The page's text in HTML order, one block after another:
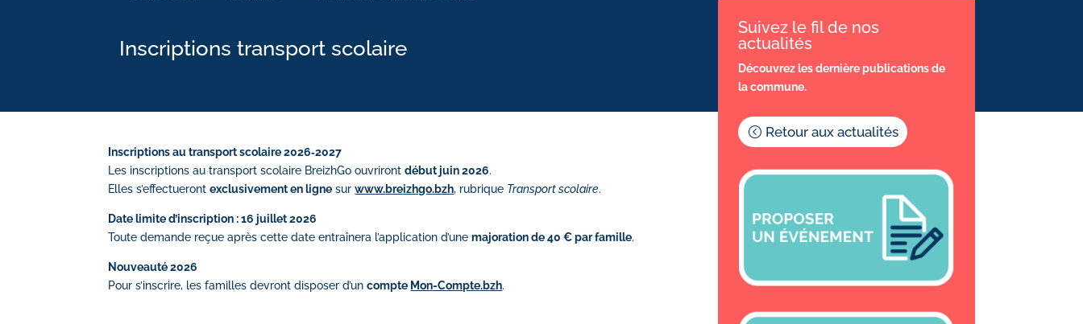
Inscriptions transport scolaire
Inscriptions au transport scolaire 2026‑2027
Les inscriptions au transport scolaire BreizhGo ouvrirontdébut juin 2026.
Elles s’effectuerontexclusivement en ligne surwww.breizhgo.bzh, rubrique Transport scolaire.
Date limite d’inscription : 16 juillet 2026
Toute demande reçue après cette date entraînera l’application d’unemajoration de 40 € par famille.
Nouveauté 2026
Pour s’inscrire, les familles devront disposer d’uncompte Mon-Compte.bzh.
Suivez le fil de nos
actualités
Découvrez les dernière publications de
la commune.
Retour aux actualités